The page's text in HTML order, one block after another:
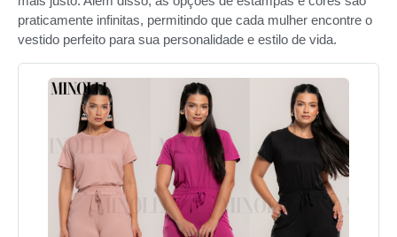
praticamente infinitas, permitindo que cada mulher encontre o
vestido perfeito para sua personalidade e estilo de vida.